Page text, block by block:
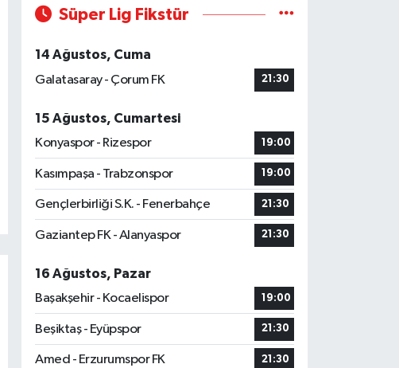
Süper Lig Fikstür
14 Ağustos, Cuma
Galatasaray - Çorum FK
21:30
15 Ağustos, Cumartesi
Konyaspor - Rizespor
19:00
Kasımpaşa - Trabzonspor 19:00
Gençlerbirliği S.K. - Fenerbahçe 21:30
Gaziantep FK - Alanyaspor 21:30
16 Ağustos, Pazar
Başakşehir - Kocaelispor
19:00
Beşiktaş - Eyüpspor 21:30
Amed - Erzurumspor FK 21:30